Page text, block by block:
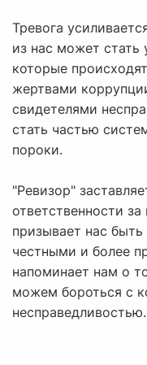
Тревога
из нас может стать
которые
жертвами
свидетелями
стать частью
пороки.
"Ревизор"
ответственности
призывает нас
честными и более
напоминает нам о
можем бороться с
несправедливостью.